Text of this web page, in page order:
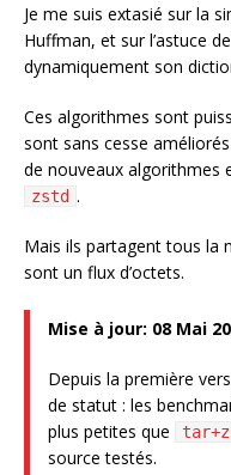
Je me suis extasié sur la
Huffman, et sur l’astuce
dynamiquement son
Ces algorithmes sont
sont sans cesse
de nouveaux algorithmes
zstd .
Mais ils partagent tous la
sont un flux d’octets.
Mise à jour: 08 Mai
Depuis la première
de statut : les
plus petites que
source testés.